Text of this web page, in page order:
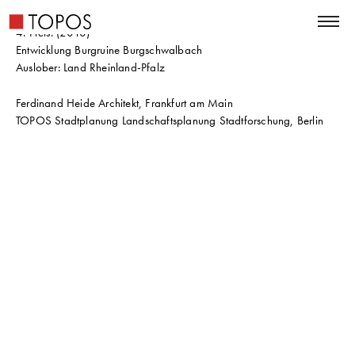
4. Preis. (2018)
Entwicklung Burgruine Burgschwalbach
Auslober: Land Rheinland-Pfalz
Ferdinand Heide Architekt, Frankfurt am Main
TOPOS Stadtplanung Landschaftsplanung Stadtforschung, Berlin